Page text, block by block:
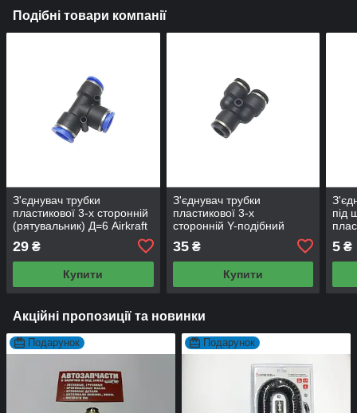
Подібні товари компанії
З'єднувач трубки
пластикової 3-х сторонній
(рятувальник) Д=6 Airkraft
29 ₴
Купити
З'єднувач трубки
пластикової 3-х
сторонній Y-подібний
(рятувальник) Д=6 Airkraft
35₴
Купити
під
5 ₴
Акційні пропозиції та новинки
Подарунок Подарунок